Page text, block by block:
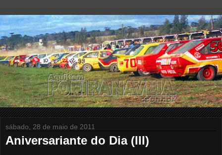
sábado, 28 de maio de 2011
Aniversariante do Dia (III)